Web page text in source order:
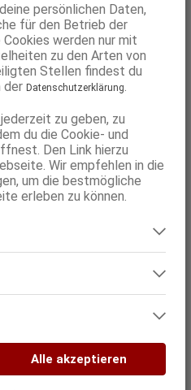
persönlichen Daten,
für den Betrieb der
werden nur mit
zu den Arten von
Stellen findest du
der Datenschutzerklärung.
zu geben, zu
du die Cookie- und
Den Link hierzu
Wir empfehlen in die
um die bestmögliche
erleben zu können.
Cookies, die für den Betrieb
nicht richtig
die der Analyse der
Webseiten-Besitzern zu
gemeldet werden.
können Informationen über
Alle akzeptieren